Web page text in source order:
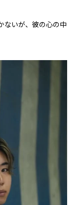
ないが、彼の心の中